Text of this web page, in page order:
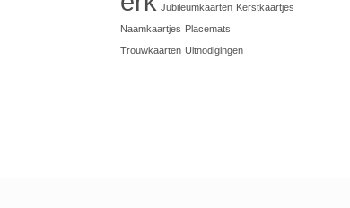
Jubileumkaarten Kerstkaartjes
Naamkaartjes Placemats
Trouwkaarten Uitnodigingen